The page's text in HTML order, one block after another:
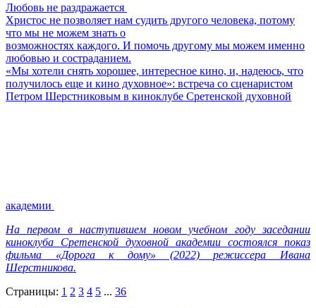
Любовь не раздражается
Христос не позволяет нам судить другого человека, потому
что мы не можем знать о
возможностях каждого. И помочь другому мы можем именно
любовью и состраданием.
«Мы хотели снять хорошее, интересное кино, и, надеюсь, что
получилось еще и кино духовное»: встреча со сценаристом
Петром Шерстниковым в киноклубе Сретенской духовной
академии
На первом в наступившем новом учебном году заседании
киноклуба Сретенской духовной академии состоялся показ
фильма «Дорога к дому» (2022) режиссера Ивана
Шерстникова.
Страницы: 1 2 3 4 5 ... 36